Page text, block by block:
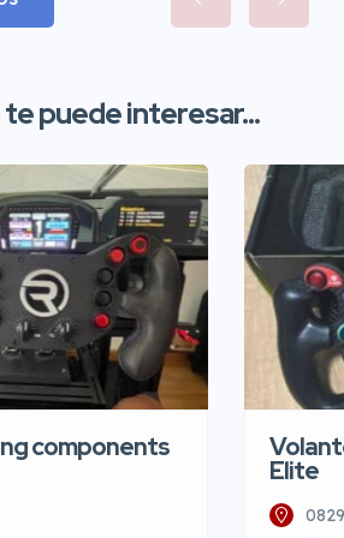
puede interesar...
components
Elite